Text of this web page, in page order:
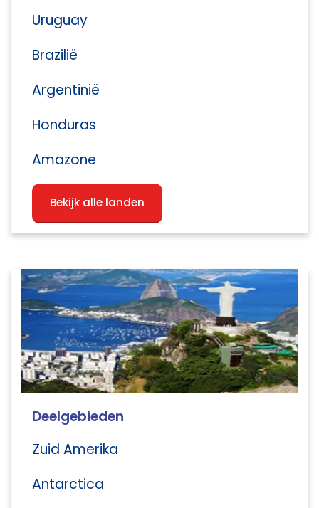
Uruguay
Brazilië
Argentinië
Honduras
Amazone
Bekijk alle landen
Deelgebieden
Zuid Amerika
Antarctica